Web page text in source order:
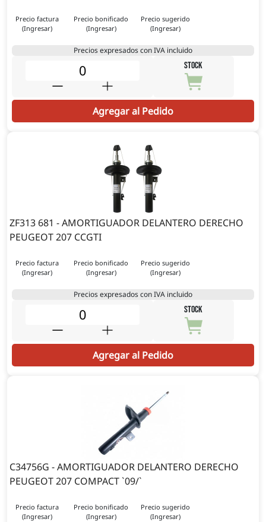
Precio factura
(Ingresar)
Precio bonificado
(Ingresar)
Precio sugerido
(Ingresar)
Precios expresados con IVA incluido
STOCK
Agregar al Pedido
ZF313 681 - AMORTIGUADOR DELANTERO DERECHO
PEUGEOT 207 CCGTI
Precio factura
(Ingresar)
Precio bonificado
(Ingresar)
Precio sugerido
(Ingresar)
Precios expresados con IVA incluido
STOCK
Agregar al Pedido
C34756G - AMORTIGUADOR DELANTERO DERECHO
PEUGEOT 207 COMPACT `09/`
Precio factura
(Ingresar)
Precio bonificado
(Ingresar)
Precio sugerido
(Ingresar)